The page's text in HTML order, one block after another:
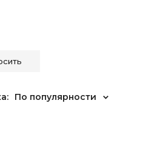
По популярности